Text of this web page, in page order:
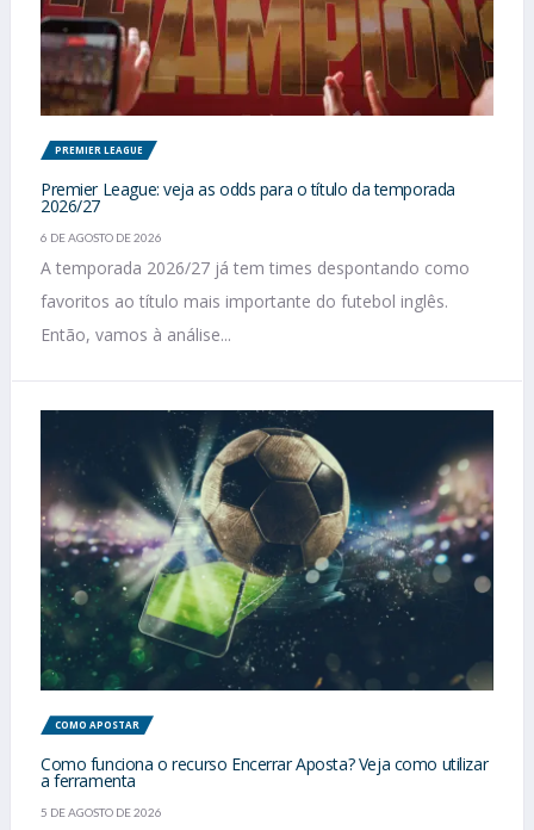
PREMIER LEAGUE
Premier League: veja as odds para o título da temporada
2026/27
6 DE AGOSTO DE 2026
A temporada 2026/27 já tem times despontando como
favoritos ao título mais importante do futebol inglês.
Então, vamos à análise...
COMO APOSTAR
Como funciona o recurso Encerrar Aposta? Veja como utilizar
a ferramenta
5 DE AGOSTO DE 2026